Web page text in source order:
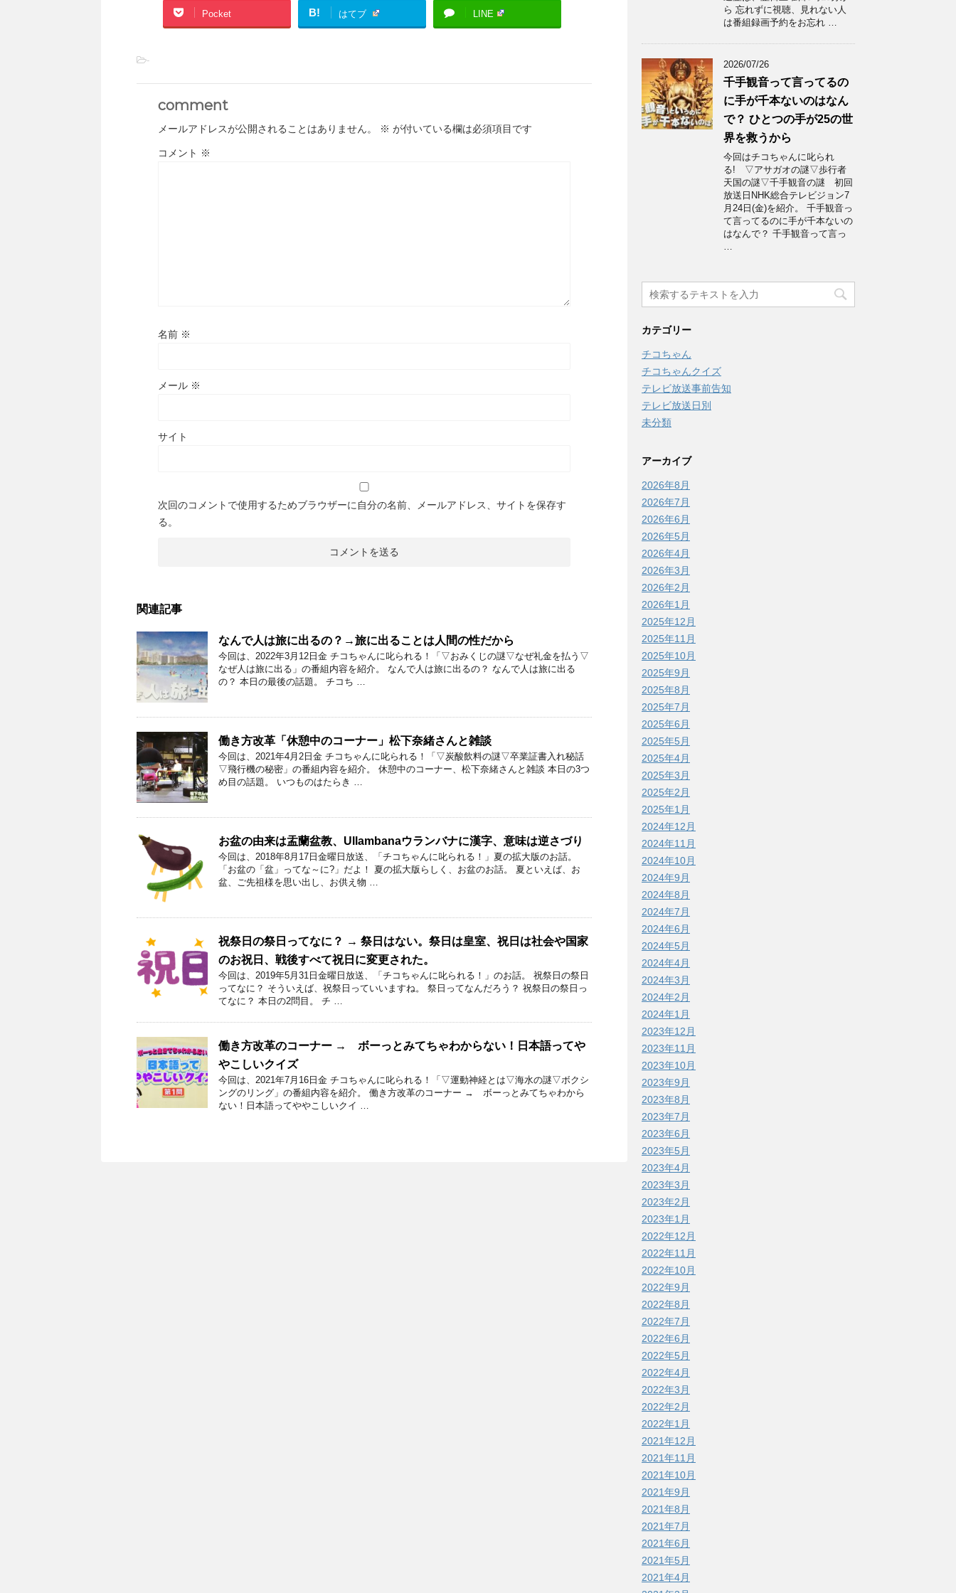
Pocket B! はてブ LINE
-
comment
メールアドレスが公開されることはありません。 ※ が付いている欄は必須項目です
コメント ※
名前 ※
メール ※
サイト
次回のコメントで使用するためブラウザーに自分の名前、メールアドレス、サイトを保存す
る。
関連記事
なんで人は旅に出るの？→旅に出ることは人間の性だから
今回は、2022年3月12日金 チコちゃんに叱られる！「▽おみくじの謎▽なぜ礼金を払う▽
なぜ人は旅に出る」の番組内容を紹介。 なんで人は旅に出るの？ なんで人は旅に出る
の？ 本日の最後の話題。 チコち …
働き方改革「休憩中のコーナー」松下奈緒さんと雑談
今回は、2021年4月2日金 チコちゃんに叱られる！「▽炭酸飲料の謎▽卒業証書入れ秘話
▽飛行機の秘密」の番組内容を紹介。 休憩中のコーナー、松下奈緒さんと雑談 本日の3つ
め目の話題。 いつものはたらき …
お盆の由来は盂蘭盆教、Ullambanaウランバナに漢字、意味は逆さづり
今回は、2018年8月17日金曜日放送、「チコちゃんに叱られる！」夏の拡大版のお話。
「お盆の「盆」ってな～に?」だよ！ 夏の拡大版らしく、お盆のお話。 夏といえば、お
盆、ご先祖様を思い出し、お供え物 …
祝祭日の祭日ってなに？ → 祭日はない。祭日は皇室、祝日は社会や国家
のお祝日、戦後すべて祝日に変更された。
今回は、2019年5月31日金曜日放送、「チコちゃんに叱られる！」のお話。 祝祭日の祭日
ってなに？ そういえば、祝祭日っていいますね。 祭日ってなんだろう？ 祝祭日の祭日っ
てなに？ 本日の2問目。 チ …
働き方改革のコーナー → ボーっとみてちゃわからない！日本語ってや
やこしいクイズ
今回は、2021年7月16日金 チコちゃんに叱られる！「▽運動神経とは▽海水の謎▽ボクシ
ングのリング」の番組内容を紹介。 働き方改革のコーナー → ボーっとみてちゃわから
ない！日本語ってややこしいクイ …
ら 忘れずに視聴、見れない人
は番組録画予約をお忘れ …
2026/07/26
千手観音って言ってるの
に手が千本ないのはなん
で？ ひとつの手が25の世
界を救うから
今回はチコちゃんに叱られ
る! ▽アサガオの謎▽歩行者
天国の謎▽千手観音の謎 初回
放送日NHK総合テレビジョン7
月24日(金)を紹介。 千手観音っ
て言ってるのに手が千本ないの
はなんで？ 千手観音って言っ
…
カテゴリー
チコちゃん
チコちゃんクイズ
テレビ放送事前告知
テレビ放送日別
未分類
アーカイブ
2026年8月
2026年7月
2026年6月
2026年5月
2026年4月
2026年3月
2026年2月
2026年1月
2025年12月
2025年11月
2025年10月
2025年9月
2025年8月
2025年7月
2025年6月
2025年5月
2025年4月
2025年3月
2025年2月
2025年1月
2024年12月
2024年11月
2024年10月
2024年9月
2024年8月
2024年7月
2024年6月
2024年5月
2024年4月
2024年3月
2024年2月
2024年1月
2023年12月
2023年11月
2023年10月
2023年9月
2023年8月
2023年7月
2023年6月
2023年5月
2023年4月
2023年3月
2023年2月
2023年1月
2022年12月
2022年11月
2022年10月
2022年9月
2022年8月
2022年7月
2022年6月
2022年5月
2022年4月
2022年3月
2022年2月
2022年1月
2021年12月
2021年11月
2021年10月
2021年9月
2021年8月
2021年7月
2021年6月
2021年5月
2021年4月